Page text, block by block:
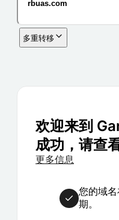
多重转移
欢迎来到
成功，请查
更多信息
您的域名
期。